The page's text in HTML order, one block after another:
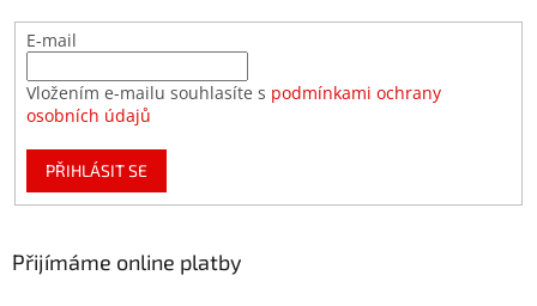
E-mail
Vložením e-mailu souhlasíte s podmínkami ochrany
osobních údajů
PŘIHLÁSIT SE
Přijímáme online platby